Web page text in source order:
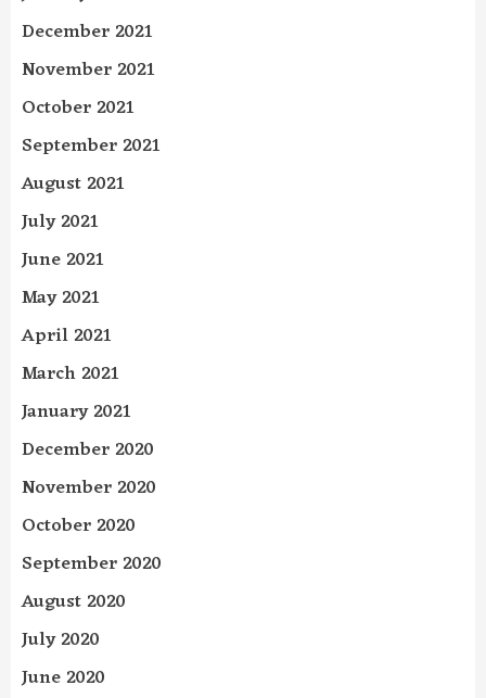
December 2021
November 2021
October 2021
September 2021
August 2021
July 2021
June 2021
May 2021
April 2021
March 2021
January 2021
December 2020
November 2020
October 2020
September 2020
August 2020
July 2020
June 2020